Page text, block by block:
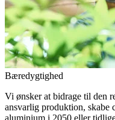
Bæredygtighed
Vi ønsker at bidrage til den
ansvarlig produktion, skabe
aluminium i 2050 eller